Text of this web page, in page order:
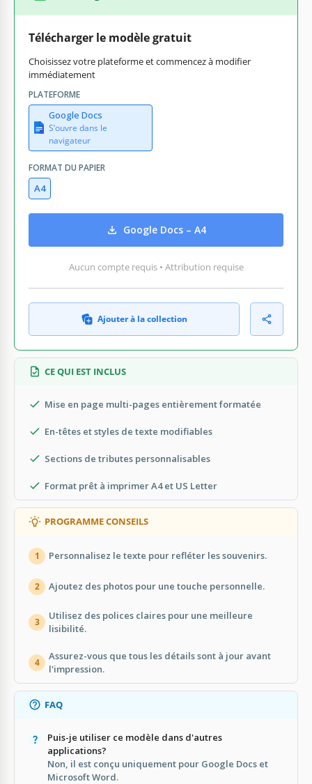
Télécharger le modèle gratuit
Choisissez votre plateforme et commencez à modifier
immédiatement
PLATEFORME
Google Docs
S’ouvre dans le
navigateur
FORMAT DU PAPIER
A4
Google Docs – A4
Aucun compte requis • Attribution requise
Ajouter à la collection
CE QUI EST INCLUS
Mise en page multi-pages entièrement formatée
En-têtes et styles de texte modifiables
Sections de tributes personnalisables
Format prêt à imprimer A4 et US Letter
PROGRAMME CONSEILS
1 Personnalisez le texte pour refléter les souvenirs.
2 Ajoutez des photos pour une touche personnelle.
3
Utilisez des polices claires pour une meilleure
lisibilité.
4
Assurez-vous que tous les détails sont à jour avant
l'impression.
FAQ
Puis-je utiliser ce modèle dans d'autres
applications?
Non, il est conçu uniquement pour Google Docs et
Microsoft Word.